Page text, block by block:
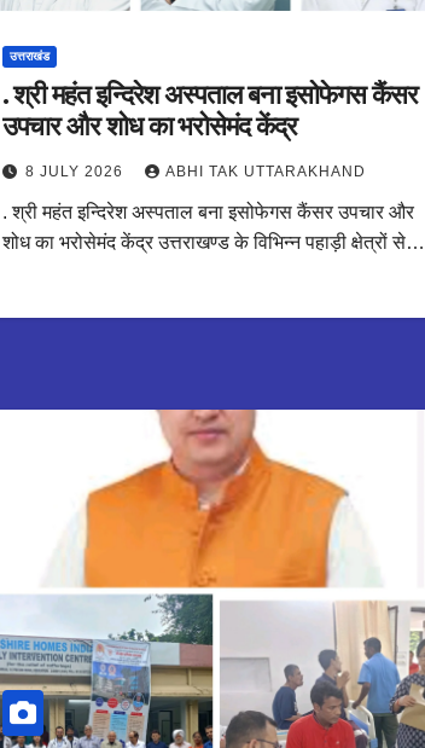
उत्तराखंड
. श्री महंत इन्दिरेश अस्पताल बना इसोफेगस कैंसर
उपचार और शोध का भरोसेमंद केंद्र
8 JULY 2026 ABHI TAK UTTARAKHAND
. श्री महंत इन्दिरेश अस्पताल बना इसोफेगस कैंसर उपचार और
शोध का भरोसेमंद केंद्र उत्तराखण्ड के विभिन्न पहाड़ी क्षेत्रों से…